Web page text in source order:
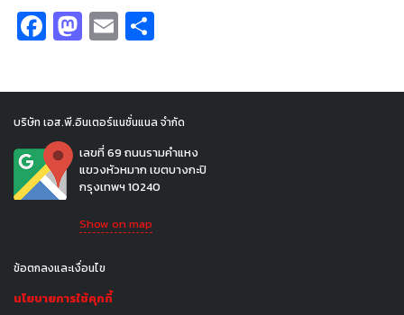
Facebook
Mastodon
Email
บริษัท เอส.พี.อินเตอร์แนชั่นแนล จำกัด
เลขที่ 69 ถนนรามคำแหง
แขวงหัวหมาก เขตบางกะปิ
กรุงเทพฯ 10240
Show on map
ข้อตกลงและเงื่อนไข
นโยบายการใช้คุกกี้